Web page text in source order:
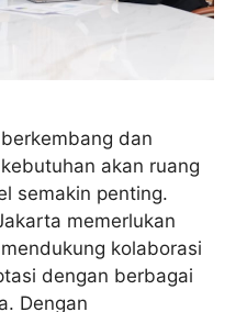
dan
akan ruang
semakin penting.
memerlukan
kolaborasi
dengan berbagai
Dengan